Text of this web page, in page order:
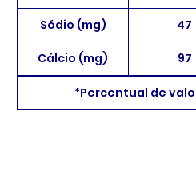
Sódio (mg) 47
Cálcio (mg) 97
*Percentual de